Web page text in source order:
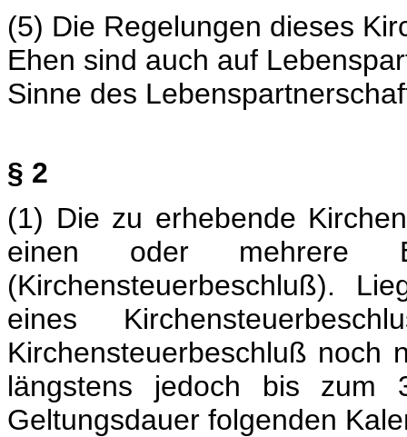
(5) Die Regelungen dieses
Ehen sind auch auf
Sinne des
§ 2
(1) Die zu erhebende
einen oder mehrere
(Kirchensteuerbeschluß).
eines
Kirchensteuerbeschluß noch
längstens jedoch bis
Geltungsdauer folgenden